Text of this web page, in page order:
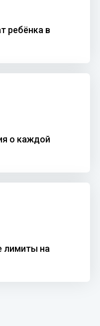
ребёнка в
о каждой
лимиты на